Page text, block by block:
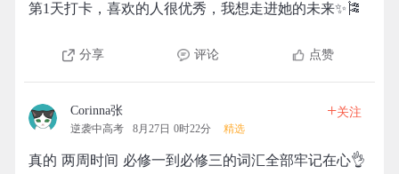
第1天打卡，喜欢的人很优秀，我想走进她的未来✨🎏
分享 评论 点赞
Corinna张
逆袭中高考 8月27日 0时22分 精选
+关注
真的 两周时间 必修一到必修三的词汇全部牢记在心👌